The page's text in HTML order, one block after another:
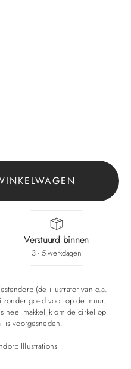
Verstuurd binnen
3 - 5 werkdagen
(de illustrator van o.a.
goed voor op de muur.
heel makkelijk om de cirkel op
is voorgesneden.
Illustrations